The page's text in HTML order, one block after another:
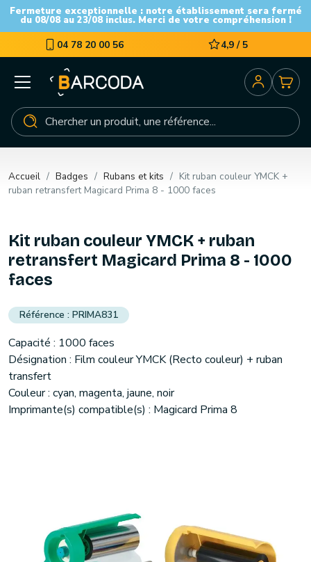
Fermeture exceptionnelle : notre établissement sera fermé
du 08/08 au 23/08 inclus. Merci de votre compréhension !
04 78 20 00 56 4,9 / 5
Accueil Badges Rubans et kits
Kit ruban couleur YMCK +
ruban retransfert Magicard Prima 8 - 1000 faces
Kit ruban couleur YMCK + ruban
retransfert Magicard Prima 8 - 1000
faces
PRIMA831
Capacité : 1000 faces
Désignation : Film couleur YMCK (Recto couleur) + ruban
transfert
Couleur : cyan, magenta, jaune, noir
Imprimante(s) compatible(s) : Magicard Prima 8